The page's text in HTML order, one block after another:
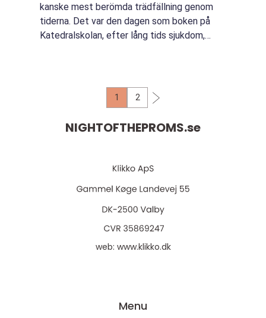
kanske mest berömda trädfällning genom
tiderna. Det var den dagen som boken på
Katedralskolan, efter lång tids sjukdom,
1 2
NIGHTOFTHEPROMS.se
web: www.klikko.dk
Menu